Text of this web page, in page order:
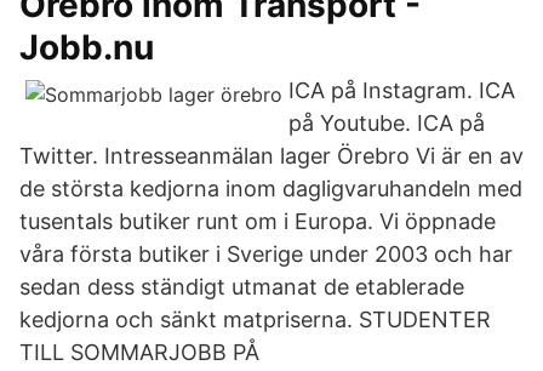
Jobb.nu
ICA på Instagram. ICA
på Youtube. ICA på
Twitter. Intresseanmälan lager Örebro Vi är en av
de största kedjorna inom dagligvaruhandeln med
tusentals butiker runt om i Europa. Vi öppnade
våra första butiker i Sverige under 2003 och har
sedan dess ständigt utmanat de etablerade
kedjorna och sänkt matpriserna. STUDENTER
TILL SOMMARJOBB PÅ